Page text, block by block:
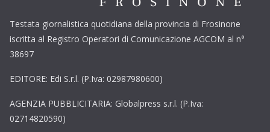
Testata giornalistica quotidiana della provincia di Frosinone
iscritta al Registro Operatori di Comunicazione AGCOM al n°
38697
EDITORE: Edi S.r.l. (P.Iva: 02987980600)
AGENZIA PUBBLICITARIA: Globalpress s.r.l. (P.Iva:
02714820590)